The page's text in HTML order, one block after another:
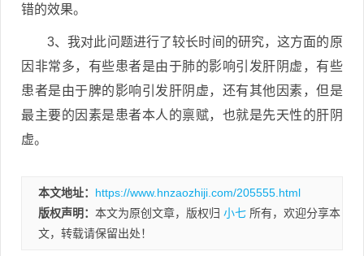
错的效果。
3、我对此问题进行了较长时间的研究，这方面的原
因非常多，有些患者是由于肺的影响引发肝阴虚，有些
患者是由于脾的影响引发肝阴虚，还有其他因素，但是
最主要的因素是患者本人的禀赋，也就是先天性的肝阴
虚。
本文地址： https://www.hnzaozhiji.com/205555.html
版权声明： 本文为原创文章，版权归 小七 所有，欢迎分享本
文，转载请保留出处！